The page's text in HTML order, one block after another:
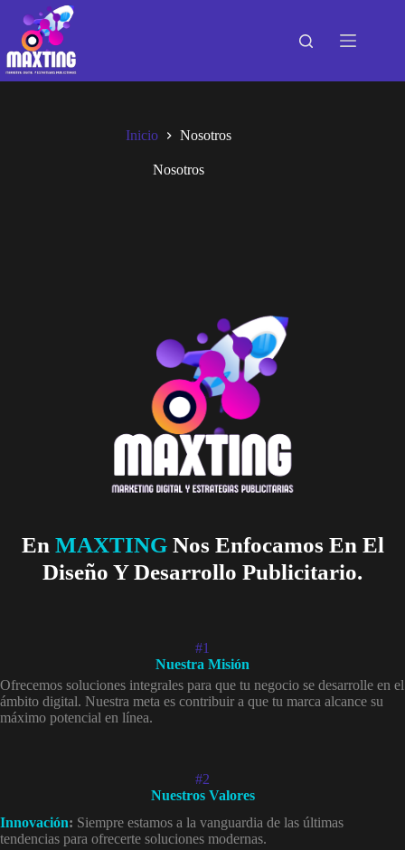
contenido
Inicio Nosotros
Nosotros
En MAXTING Nos Enfocamos En El
Diseño Y Desarrollo Publicitario.
#1
Nuestra Misión
Ofrecemos soluciones integrales para que tu negocio se desarrolle en el
ámbito digital. Nuestra meta es contribuir a que tu marca alcance su
máximo potencial en línea.
#2
Nuestros Valores
Innovación: Siempre estamos a la vanguardia de las últimas
tendencias para ofrecerte soluciones modernas.